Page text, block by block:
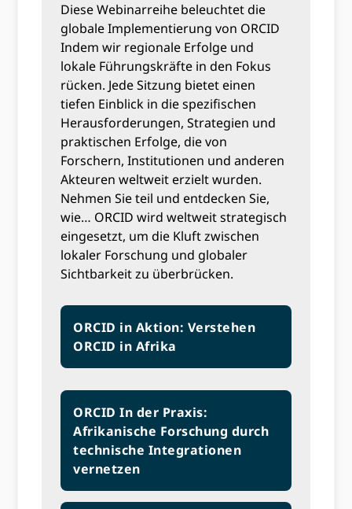
Diese Webinarreihe beleuchtet die
globale Implementierung von ORCID
Indem wir regionale Erfolge und
lokale Führungskräfte in den Fokus
rücken. Jede Sitzung bietet einen
tiefen Einblick in die spezifischen
Herausforderungen, Strategien und
praktischen Erfolge, die von
Forschern, Institutionen und anderen
Akteuren weltweit erzielt wurden.
Nehmen Sie teil und entdecken Sie,
wie… ORCID wird weltweit strategisch
eingesetzt, um die Kluft zwischen
lokaler Forschung und globaler
Sichtbarkeit zu überbrücken.
ORCID in Aktion: Verstehen
ORCID in Afrika
ORCID In der Praxis:
Afrikanische Forschung durch
technische Integrationen
vernetzen